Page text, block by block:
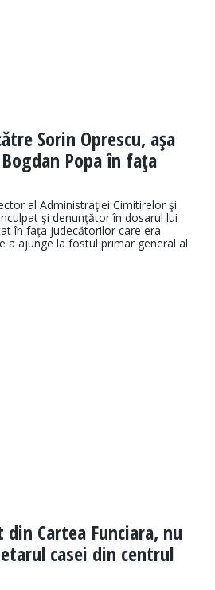
Sorin Oprescu, aşa
Popa în faţa
al Administraţiei Cimitirelor şi
şi denunţător în dosarul lui
în faţa judecătorilor care era
a ajunge la fostul primar general al
Cartea Funciara, nu
casei din centrul